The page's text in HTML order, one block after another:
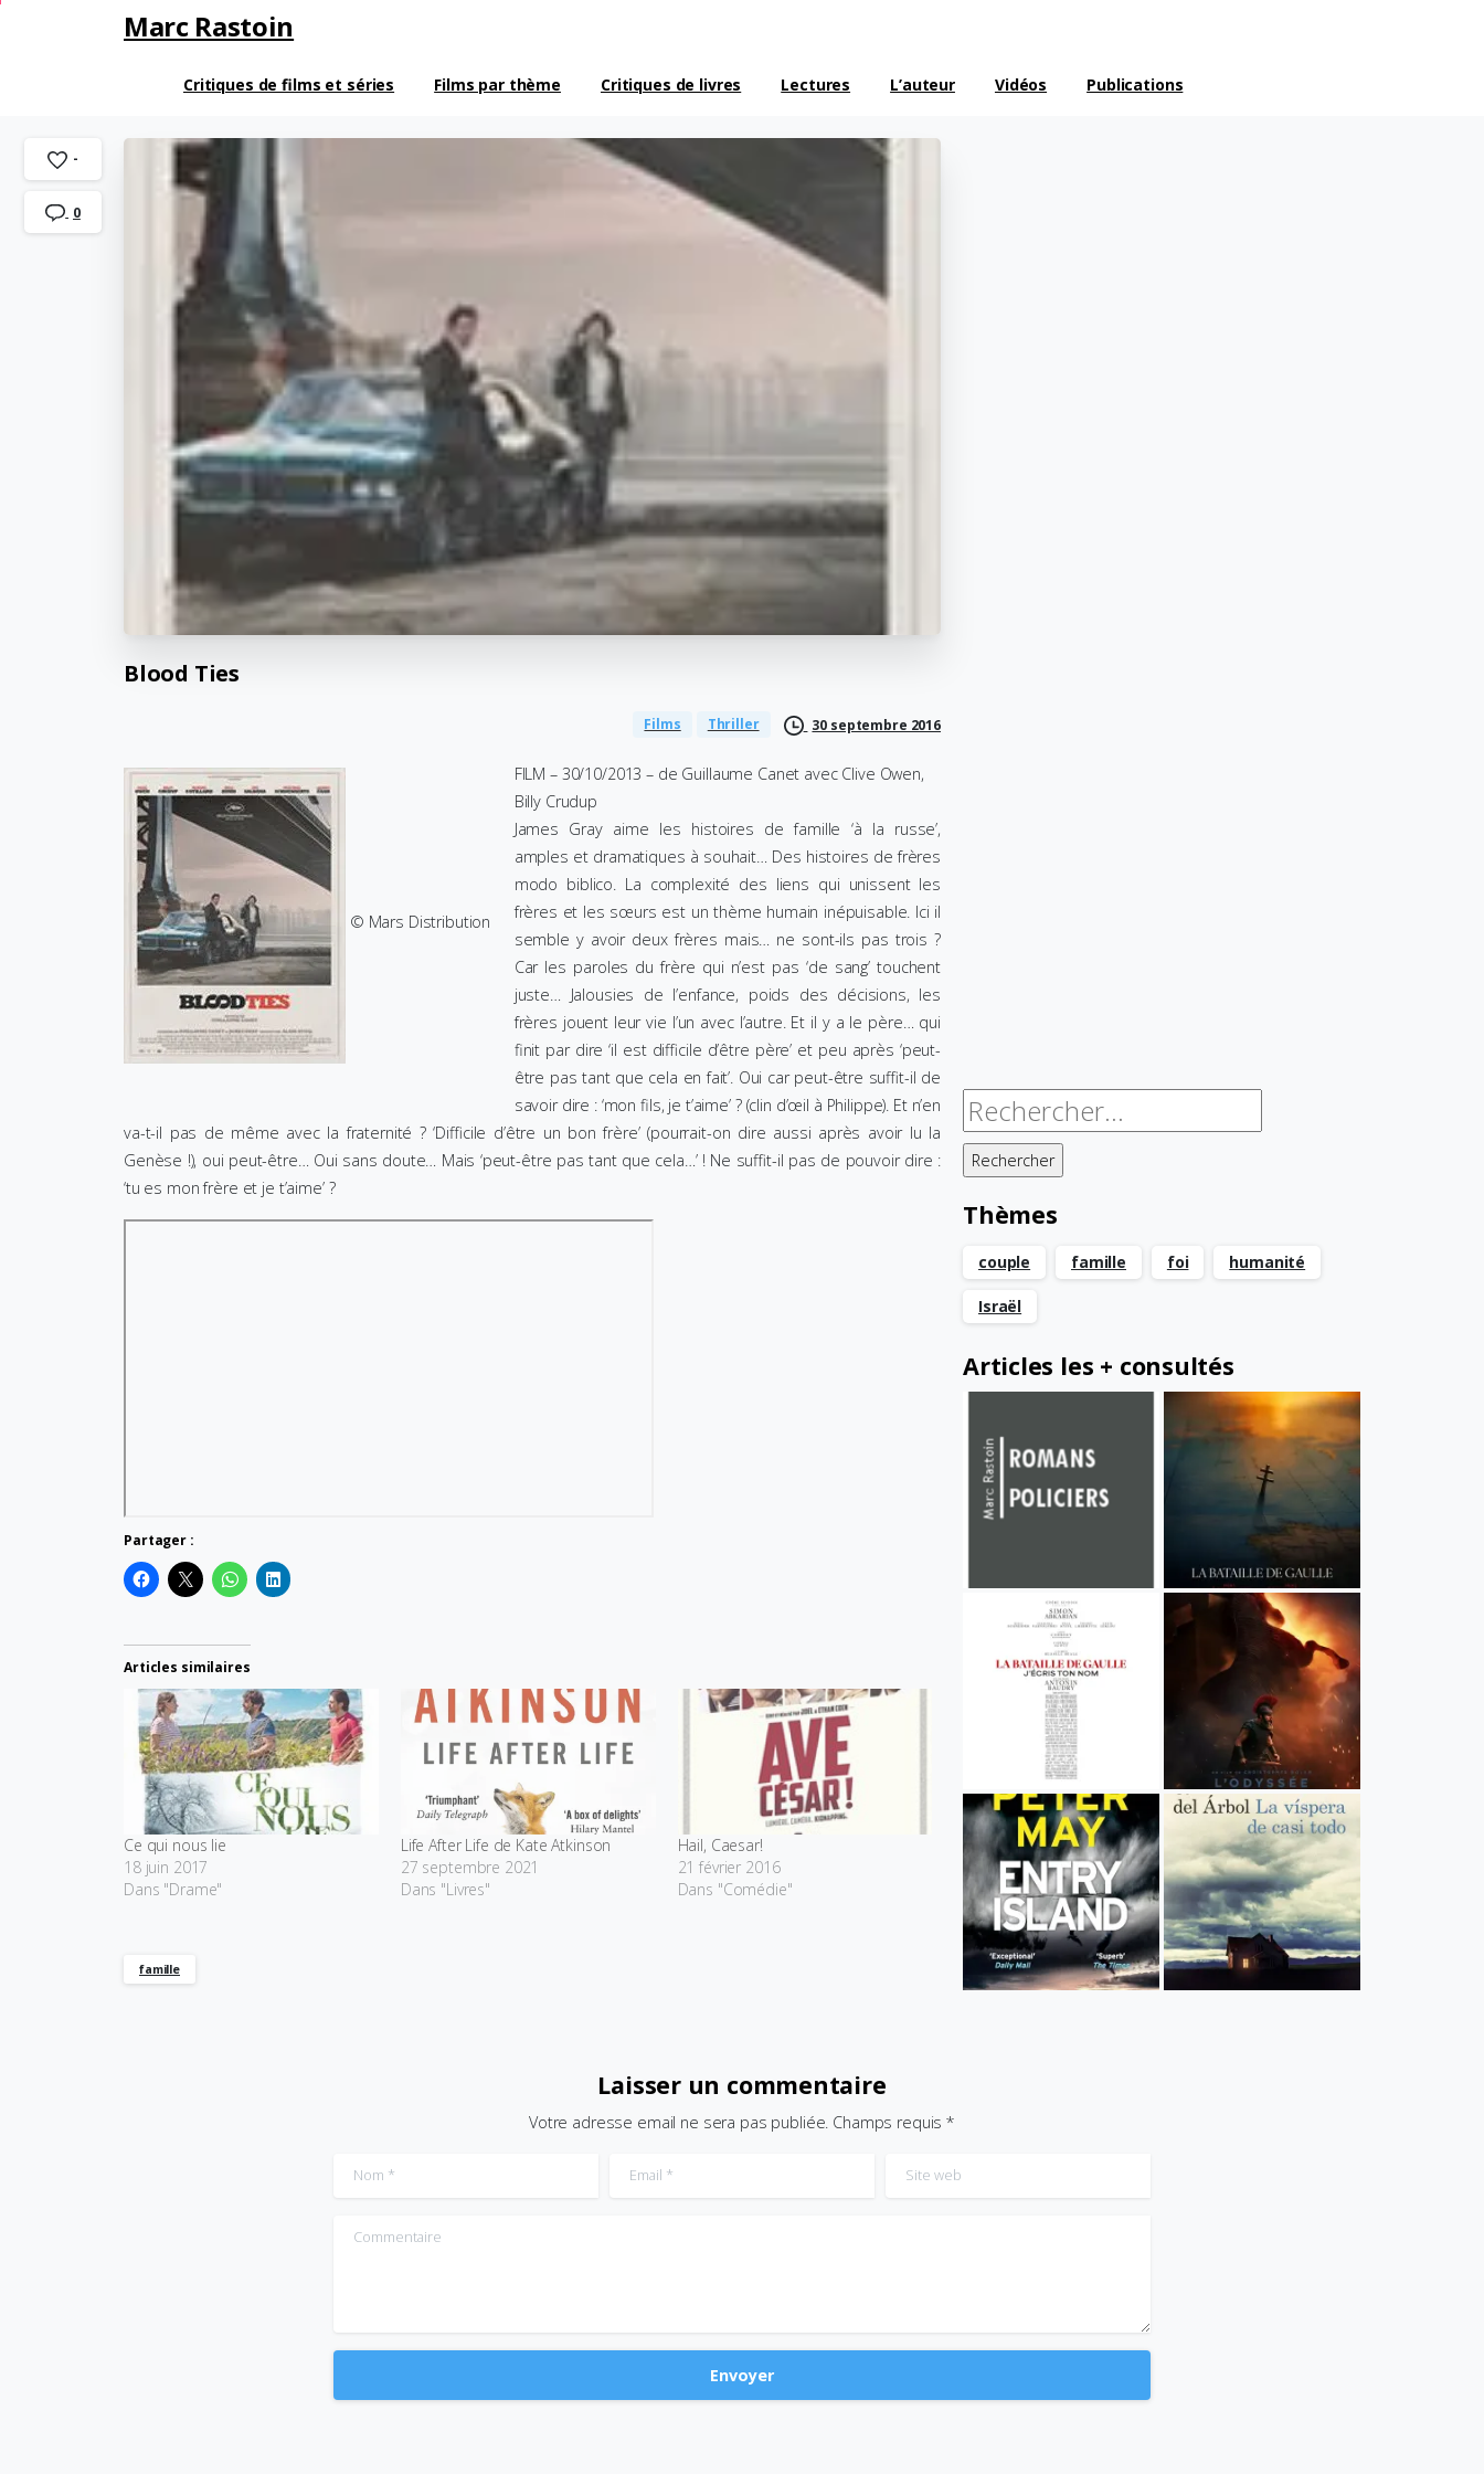
Marc Rastoin
Critiques de films et séries Films par thème Critiques de livres Lectures L’auteur Vidéos Publications
Blood Ties
Films Thriller 30 septembre 2016
© Mars Distribution
FILM – 30/10/2013 – de Guillaume Canet avec Clive Owen,
Billy Crudup
James Gray aime les histoires de famille ‘à la russe’,
amples et dramatiques à souhait… Des histoires de frères
modo biblico. La complexité des liens qui unissent les
frères et les sœurs est un thème humain inépuisable. Ici il
semble y avoir deux frères mais… ne sont-ils pas trois ?
Car les paroles du frère qui n’est pas ‘de sang’ touchent
juste… Jalousies de l’enfance, poids des décisions, les
frères jouent leur vie l’un avec l’autre. Et il y a le père… qui
finit par dire ‘il est difficile d’être père’ et peu après ‘peut-
être pas tant que cela en fait’. Oui car peut-être suffit-il de
savoir dire : ‘mon fils, je t’aime’ ? (clin d’œil à Philippe). Et n’en
va-t-il pas de même avec la fraternité ? ‘Difficile d’être un bon frère’ (pourrait-on dire aussi après avoir lu la
Genèse !), oui peut-être… Oui sans doute… Mais ‘peut-être pas tant que cela…’ ! Ne suffit-il pas de pouvoir dire :
‘tu es mon frère et je t’aime’ ?
Partager :
Articles similaires
Ce qui nous lie
18 juin 2017
Dans "Drame"
Life After Life de Kate Atkinson
27 septembre 2021
Dans "Livres"
Hail, Caesar!
21 février 2016
Dans "Comédie"
famille
-
0
Rechercher :
Thèmes
couple famille foi humanité
Israël
Articles les + consultés
Laisser un commentaire
Votre adresse email ne sera pas publiée. Champs requis *
Nom Email Site web
Commentaire